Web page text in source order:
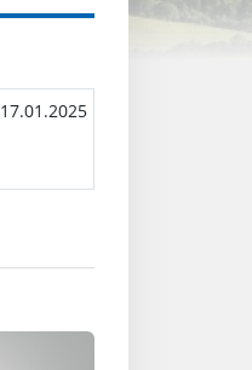
17.01.2025